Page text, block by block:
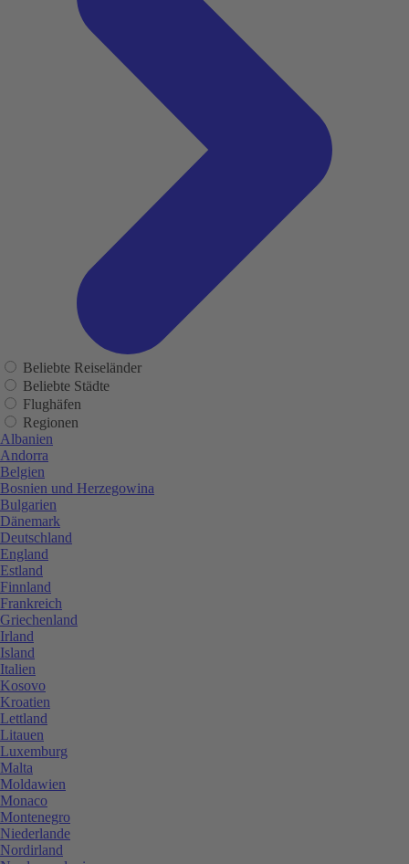
Beliebte Reiseländer
Beliebte Städte
Flughäfen
Regionen
Albanien
Andorra
Belgien
Bosnien und Herzegowina
Bulgarien
Dänemark
Deutschland
England
Estland
Finnland
Frankreich
Griechenland
Irland
Island
Italien
Kosovo
Kroatien
Lettland
Litauen
Luxemburg
Malta
Moldawien
Monaco
Montenegro
Niederlande
Nordirland